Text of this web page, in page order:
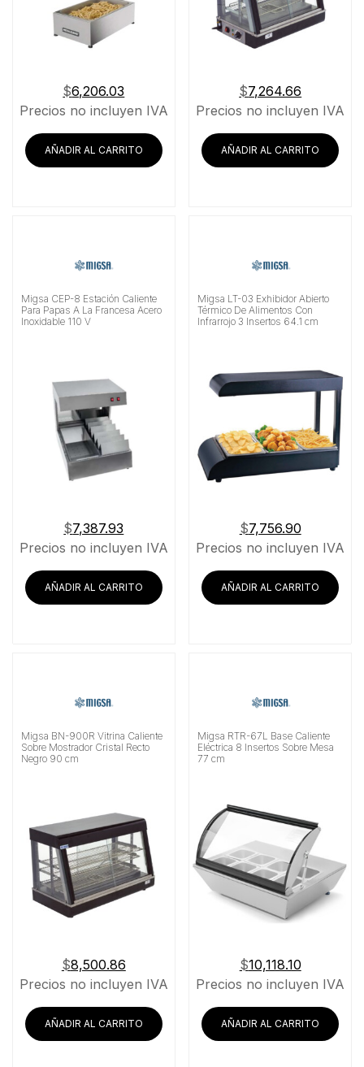
$6,206.03
Precios no incluyen IVA
AÑADIR AL CARRITO
$7,264.66
Precios no incluyen IVA
AÑADIR AL CARRITO
Migsa CEP-8 Estación Caliente
Para Papas A La Francesa Acero
Inoxidable 110 V
$7,387.93
Precios no incluyen IVA
AÑADIR AL CARRITO
Migsa LT-03 Exhibidor Abierto
Térmico De Alimentos Con
Infrarrojo 3 Insertos 64.1 cm
$7,756.90
Precios no incluyen IVA
AÑADIR AL CARRITO
Migsa BN-900R Vitrina Caliente
Sobre Mostrador Cristal Recto
Negro 90 cm
$8,500.86
Precios no incluyen IVA
AÑADIR AL CARRITO
Migsa RTR-67L Base Caliente
Eléctrica 8 Insertos Sobre Mesa
77 cm
$10,118.10
Precios no incluyen IVA
AÑADIR AL CARRITO